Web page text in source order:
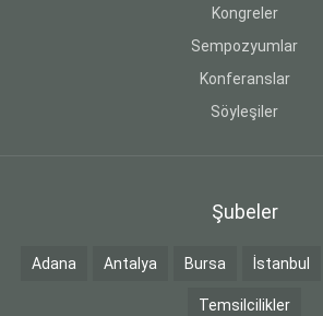
Kongreler
Sempozyumlar
Konferanslar
Söyleşiler
Şubeler
Adana Antalya Bursa İstanbul
Temsilcilikler